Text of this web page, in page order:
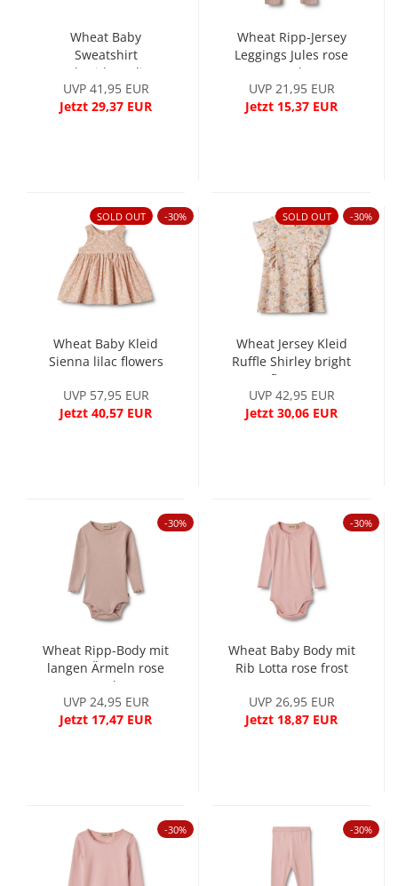
Wheat Baby
Sweatshirt
Embroidery Eliza
lavender mist
UVP 41,95 EUR
Jetzt 29,37 EUR
Wheat Ripp-Jersey
Leggings Jules rose
powder
UVP 21,95 EUR
Jetzt 15,37 EUR
SOLD OUT -30%
Wheat Baby Kleid
Sienna lilac flowers
UVP 57,95 EUR
Jetzt 40,57 EUR
SOLD OUT -30%
Wheat Jersey Kleid
Ruffle Shirley bright
flowers
UVP 42,95 EUR
Jetzt 30,06 EUR
-30%
Wheat Ripp-Body mit
langen Ärmeln rose
powder
UVP 24,95 EUR
Jetzt 17,47 EUR
-30%
Wheat Baby Body mit
Rib Lotta rose frost
UVP 26,95 EUR
Jetzt 18,87 EUR
-30% -30%